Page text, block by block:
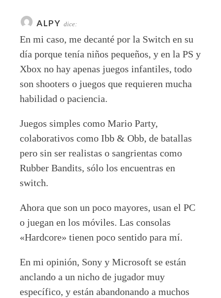
ALPY dice:
En mi caso, me decanté por la Switch en su
día porque tenía niños pequeños, y en la PS y
Xbox no hay apenas juegos infantiles, todo
son shooters o juegos que requieren mucha
habilidad o paciencia.
Juegos simples como Mario Party,
colaborativos como Ibb & Obb, de batallas
pero sin ser realistas o sangrientas como
Rubber Bandits, sólo los encuentras en
switch.
Ahora que son un poco mayores, usan el PC
o juegan en los móviles. Las consolas
«Hardcore» tienen poco sentido para mí.
En mi opinión, Sony y Microsoft se están
anclando a un nicho de jugador muy
específico, y están abandonando a muchos